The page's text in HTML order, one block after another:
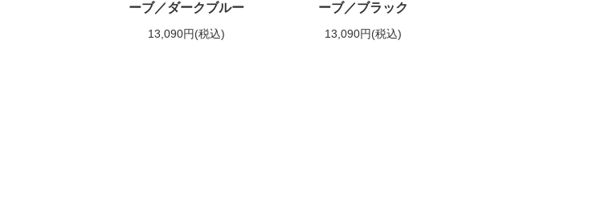
ーブ／ダークブルー
13,090円(税込)
ーブ／ブラック
13,090円(税込)